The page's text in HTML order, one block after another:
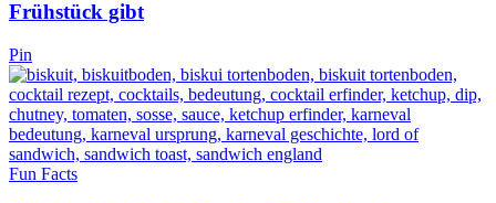
Frühstück gibt
Pin
Fun Facts